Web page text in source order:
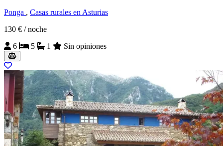
Ponga , Casas rurales en Asturias
130 € / noche
6
5 1 Sin opiniones